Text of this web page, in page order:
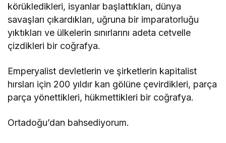
körükledikleri, isyanlar başlattıkları, dünya
savaşları çıkardıkları, uğruna bir imparatorluğu
yıktıkları ve ülkelerin sınırlarını adeta cetvelle
çizdikleri bir coğrafya.
Emperyalist devletlerin ve şirketlerin kapitalist
hırsları için 200 yıldır kan gölüne çevirdikleri, parça
parça yönettikleri, hükmettikleri bir coğrafya.
Ortadoğu’dan bahsediyorum.